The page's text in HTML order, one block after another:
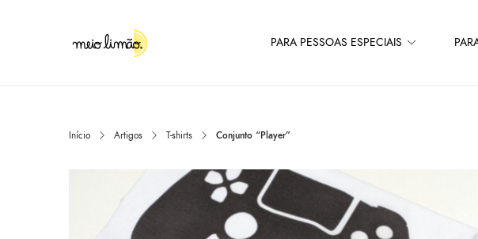
PARA PESSOAS ESPECIAIS
Início Artigos T-shirts Conjunto “Player”